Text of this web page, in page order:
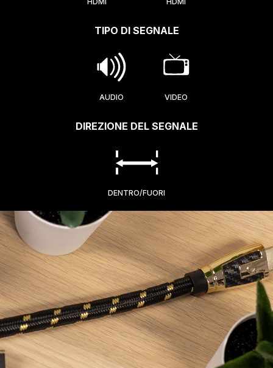
TIPO DI SEGNALE
AUDIO VIDEO
DIREZIONE DEL SEGNALE
DENTRO/FUORI